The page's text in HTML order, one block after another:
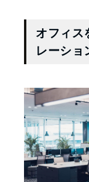
オフィス
レーショ